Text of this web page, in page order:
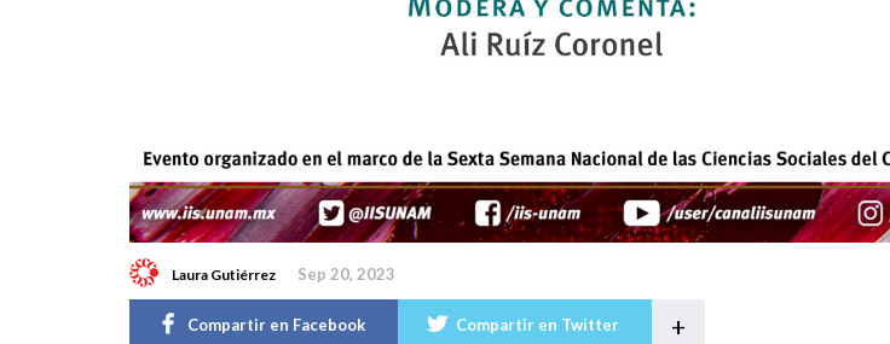
Laura Gutiérrez Sep 20, 2023
Compartir en Facebook Compartir en Twitter +